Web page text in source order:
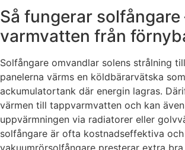
Så fungerar solfångare
varmvatten från
Solfångare omvandlar solens strålning
panelerna värms en köldbärarvätska
ackumulatortank där energin lagras.
värmen till tappvarmvatten och kan
uppvärmningen via radiatorer eller
solfångare är ofta kostnadseffektiva